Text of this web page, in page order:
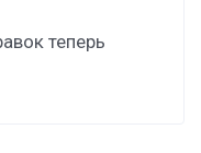
теперь